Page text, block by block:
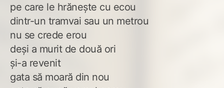
pe care le hrănește cu ecou
dintr-un tramvai sau un metrou
nu se crede erou
deși a murit de două ori
și-a revenit
gata să moară din nou